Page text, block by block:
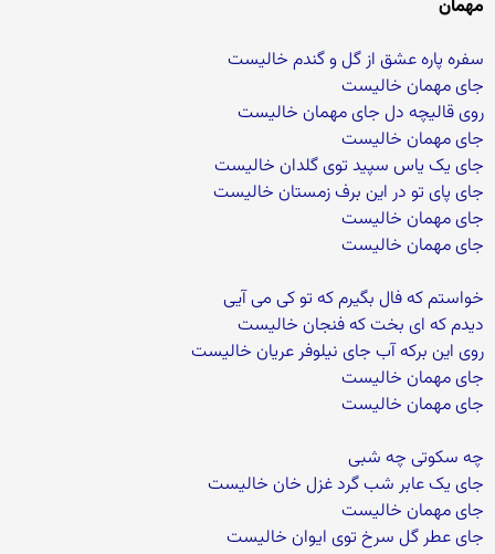
مهمان
سفره پاره عشق از گل و گندم خالیست
جای مهمان خالیست
روی قالیچه دل جای مهمان خالیست
جای مهمان خالیست
جای یک یاس سپید توی گلدان خالیست
جای پای تو در این برف زمستان خالیست
جای مهمان خالیست
جای مهمان خالیست
خواستم که فال بگیرم که تو کی می آیی
دیدم که ای بخت که فنجان خالیست
روی این برکه آب جای نیلوفر عریان خالیست
جای مهمان خالیست
جای مهمان خالیست
چه سکوتی چه شبی
جای یک عابر شب گرد غزل خان خالیست
جای مهمان خالیست
جای عطر گل سرخ توی ایوان خالیست